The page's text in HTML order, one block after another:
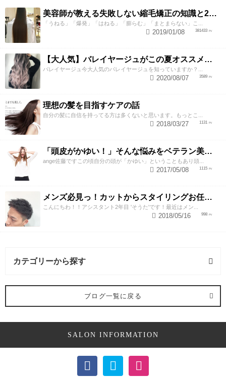
美容師が教える失敗しない縮毛矯正の知識と2つのテクニック
「うねる」「爆発」「はねる」「膨らむ」「まとまらない」こ...
381433
2019/01/08
【大人気】バレイヤージュがこの夏オススメな理由！！
バレイヤージュ今大人気のバレイヤージュを知っていますか？...
3589
2020/08/07
理想の髪を目指すケアの話
自分の髪に自信を持ってる方は多くないと思います。もっとこ...
1131
2018/03/27
「頭皮がかゆい！」そんな悩みをベテラン美容師が解決させるスペシャルテク
ange佐藤ですこの頃自分の頭が「かゆい」ということもあり頭...
1115
2017/05/08
メンズ必見っ！カットからスタイリングお任せ下さい！
こんにちわ！！アシスタント2年目 'そうた'です！最近はメン...
998
2018/05/16
カテゴリーから探す
トリートメント・ヘアケア (1記事)
ブログ一覧に戻る
SALON INFORMATION